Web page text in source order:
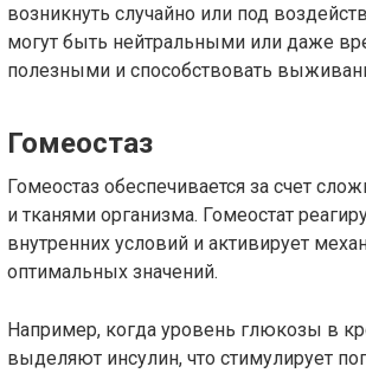
возникнуть случайно или под
могут быть нейтральными или даже
полезными и способствовать
Гомеостаз
Гомеостаз обеспечивается за счет
и тканями организма. Гомеостат
внутренних условий и активирует
оптимальных значений.
Например, когда уровень глюкозы в
выделяют инсулин, что стимулирует